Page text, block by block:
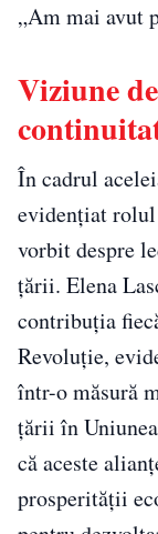
„Am mai avut
Viziune
În cadrul
evidențiat
vorbit despre
țării. Elena
contribuția
Revoluție,
într-o măsură
țării în
că aceste
prosperității